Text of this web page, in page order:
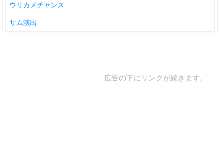
ウリカメチャンス
サム演出
広告の下にリンクが続きます。